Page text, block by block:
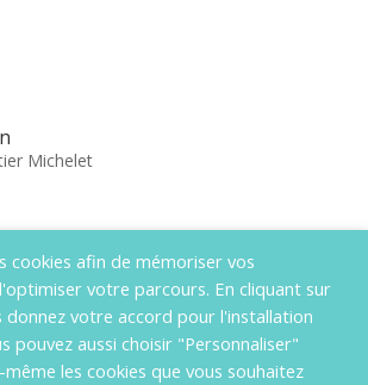
Michelet
cookies afin de mémoriser vos
votre parcours. En cliquant sur
donnez votre accord pour l'installation
pouvez aussi choisir "Personnaliser"
les cookies que vous souhaitez